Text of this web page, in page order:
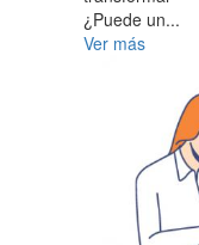
¿Puede un...
Ver más